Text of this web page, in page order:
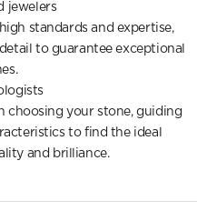
jewelers
standards and expertise,
to guarantee exceptional
choosing your stone, guiding
to find the ideal
and brilliance.